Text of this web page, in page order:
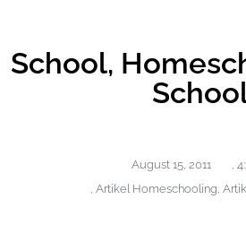
School,
August 15, 2011 ,
, Artikel Homeschooling,